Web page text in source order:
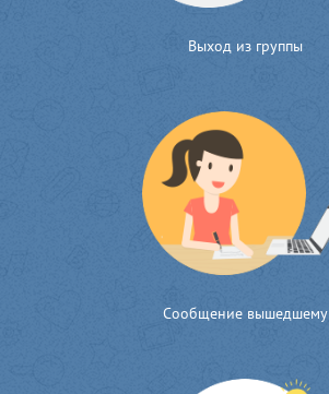
Выход из группы
Сообщение вышедшему